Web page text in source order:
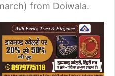
from Doiwala.